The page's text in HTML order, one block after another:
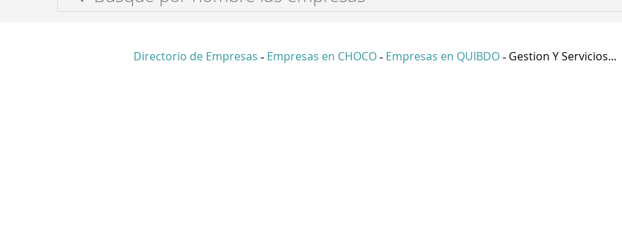
Directorio de Empresas - Empresas en CHOCO - Empresas en QUIBDO - Gestion Y Servicios...